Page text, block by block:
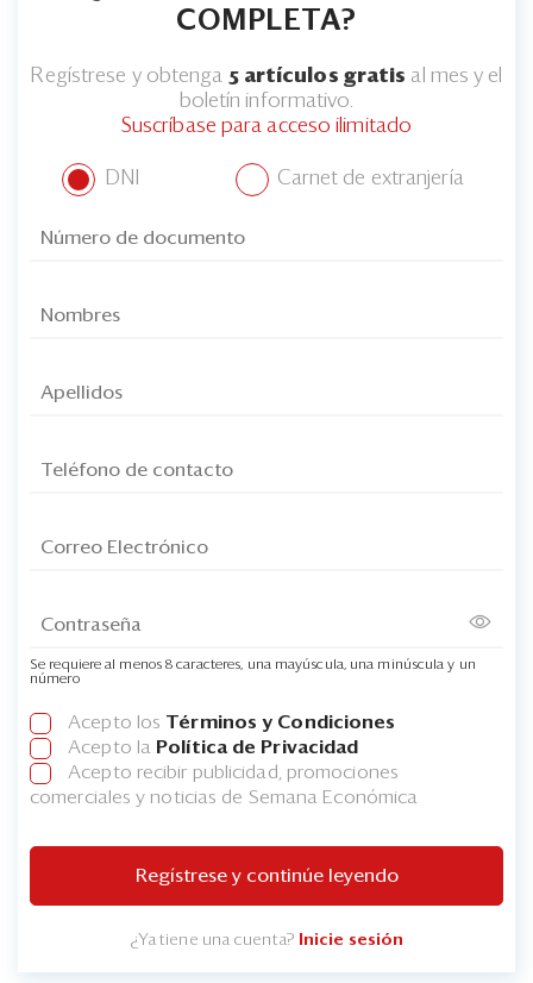
COMPLETA?
Regístrese y obtenga 5 artículos gratis al mes y el
boletín informativo.
Suscríbase para acceso ilimitado
DNI Carnet de extranjería
Se requiere al menos 8 caracteres, una mayúscula, una minúscula y un
número
Acepto los Términos y Condiciones
Acepto la Política de Privacidad
Acepto recibir publicidad, promociones
comerciales y noticias de Semana Económica
Regístrese y continúe leyendo
¿Ya tiene una cuenta? Inicie sesión